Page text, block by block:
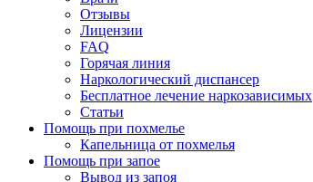
Отзывы
Лицензии
FAQ
Горячая линия
Наркологический диспансер
Бесплатное лечение наркозависимых
Статьи
Помощь при похмелье
Капельница от похмелья
Помощь при запое
Вывод из запоя